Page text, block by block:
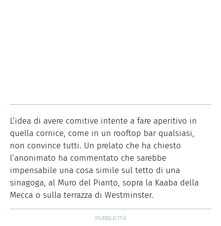
L’idea di avere comitive intente a fare aperitivo in
quella cornice, come in un rooftop bar qualsiasi,
non convince tutti. Un prelato che ha chiesto
l’anonimato ha commentato che sarebbe
impensabile una cosa simile sul tetto di una
sinagoga, al Muro del Pianto, sopra la Kaaba della
Mecca o sulla terrazza di Westminster.